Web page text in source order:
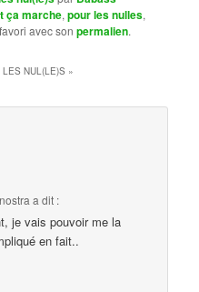
ça marche,pour les nulles,
avec sonpermalien.
NUL(LE)S »
a dit :
je vais pouvoir me la
en fait..